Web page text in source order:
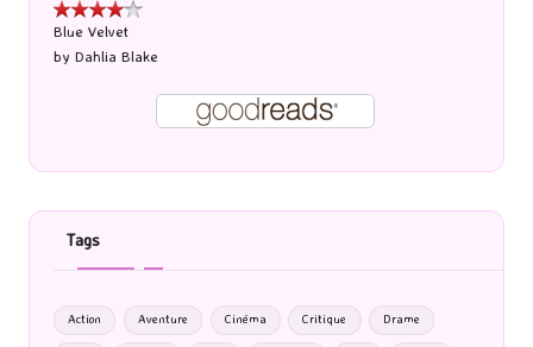
Blue Velvet
by Dahlia Blake
Tags
Action Aventure Cinéma Critique Drame